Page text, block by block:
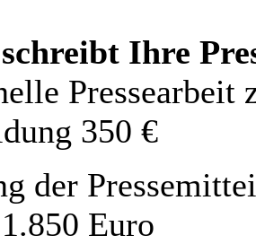
Ihre
Pressearbeit
350 €
der
Euro